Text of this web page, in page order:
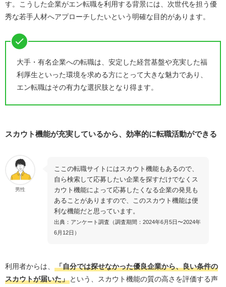
す。こうした企業がエン転職を利用する背景には、次世代を担う優
秀な若手人材へアプローチしたいという明確な目的があります。
大手・有名企業への転職は、安定した経営基盤や充実した福
利厚生といった環境を求める方にとって大きな魅力であり、
エン転職はその有力な選択肢となり得ます。
スカウト機能が充実しているから、効率的に転職活動ができる
男性
ここの転職サイトにはスカウト機能もあるので、
自ら検索して応募したい企業を探すだけでなくス
カウト機能によって応募したくなる企業の発見も
あることがありますので、このスカウト機能は便
利な機能だと思っています。
出典：アンケート調査（調査期間：2024年6月5日〜2024年
6月12日）
利用者からは、
「自分では探せなかった優良企業から、良い条件の
スカウトが届いた」という、スカウト機能の質の高さを評価する声